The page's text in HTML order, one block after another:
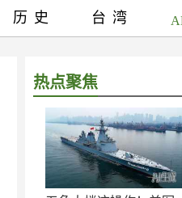
热点聚焦
历史 台湾